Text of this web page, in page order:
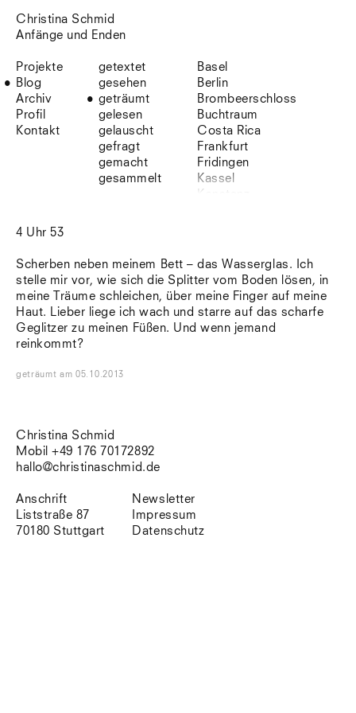
Christina Schmid
Anfänge und Enden
Projekte
Blog
Archiv
Profil
Kontakt
getextet
gesehen
geträumt
gelesen
gelauscht
gefragt
gemacht
gesammelt
Basel
Berlin
Brombeerschloss
Buchtraum
Costa Rica
Frankfurt
Fridingen
Kassel
Lio
Lissabon
NYC
Paris
Sonnenbühl
Straßburg
4 Uhr 53
Scherben neben meinem Bett – das Wasserglas. Ich
stelle mir vor, wie sich die Splitter vom Boden lösen, in
meine Träume schleichen, über meine Finger auf meine
Haut. Lieber liege ich wach und starre auf das scharfe
Geglitzer zu meinen Füßen. Und wenn jemand
reinkommt?
geträumt am05.10.2013
Christina Schmid
Mobil +49 176 70172892
hallo@christinaschmid.de
Anschrift
Liststraße 87
70180 Stuttgart
Newsletter
Impressum
Datenschutz